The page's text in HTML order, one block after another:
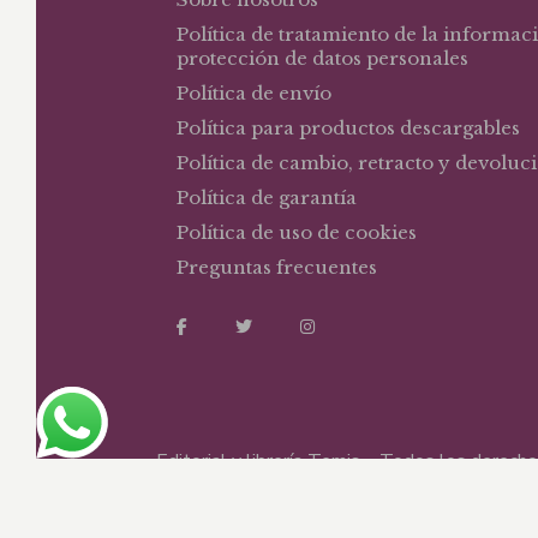
Política de tratamiento de la
protección de datos personales
Política de envío
Política para productos descargables
Política de cambio, retracto y
Política de garantía
Política de uso de cookies
Preguntas frecuentes
Editorial y librería Temis – Todos los